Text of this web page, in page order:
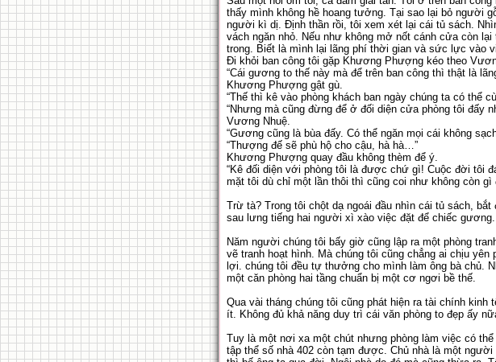
thấy mình không hề hoang tưởng. Tại sao lại bỏ người
người kì dị. Định thần rồi, tôi xem xét lại cái tủ sách.
vách ngăn nhỏ. Nếu như không mở nốt cánh cửa còn
trong. Biết là mình lại lãng phí thời gian và sức lực vào
Đi khỏi ban công tôi gặp Khương Phượng kéo theo
“Cái gương to thế này mà để trên ban công thì thật là
Khương Phượng gật gù.
“Thế thì kê vào phòng khách ban ngày chúng ta có thể
“Nhưng mà cũng đừng để ở đối diện cửa phòng tôi đấy
Vương Nhuệ.
“Gương cũng là bùa đấy. Có thể ngăn mọi cái không
“Thượng đế sẽ phù hộ cho cậu, hà hà…”
Khương Phượng quay đầu không thèm để ý.
“Kê đối diện với phòng tôi là được chứ gì! Cuộc đời tôi
mặt tôi dù chỉ một lần thôi thì cũng coi như không còn gì
Trừ tà? Trong tôi chột dạ ngoái đầu nhìn cái tủ sách,
sau lưng tiếng hai người xì xào việc đặt để chiếc gương.
Năm người chúng tôi bấy giờ cũng lập ra một phòng
vẽ tranh hoạt hình. Mà chúng tôi cũng chẳng ai chịu
lợi. chúng tôi đều tự thưởng cho mình làm ông bà chủ.
một căn phòng hai tầng chuẩn bị một cơ ngơi bề thế.
Qua vài tháng chúng tôi cũng phát hiện ra tài chính
ít. Không đủ khả năng duy trì cái văn phòng to đẹp ấy
Tuy là một nơi xa một chút nhưng phòng làm việc có
tập thể số nhà 402 còn tạm được. Chủ nhà là một